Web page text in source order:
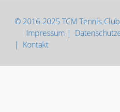
© 2016-2025 TCM Tennis-
Impressum |
| Kontakt